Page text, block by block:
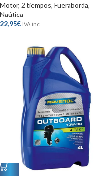
Motor, 2 tiempos, Fueraborda,
Naútica
22,95€ IVA inc